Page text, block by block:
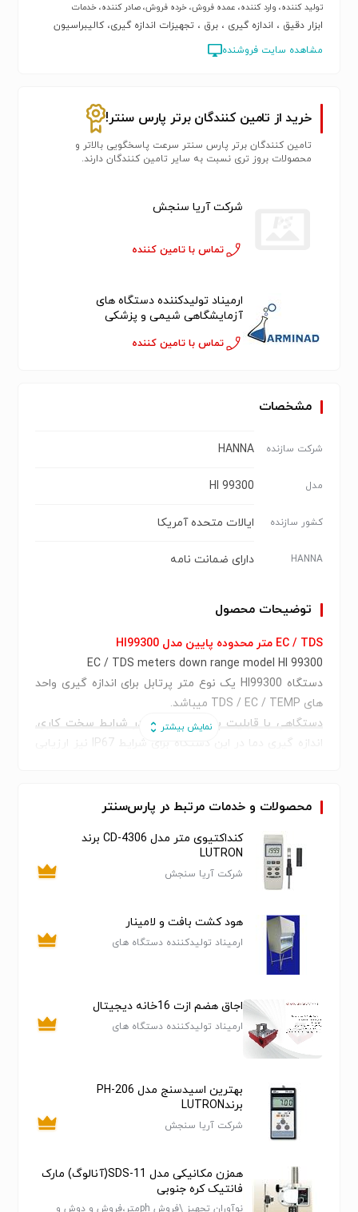
تولید کننده، وارد کننده، عمده فروش، خرده فروش، صادر کننده، خدمات
ابزار دقیق ، اندازه گیری ، برق ، تجهیزات اندازه گیری، کالیبراسیون
مشاهده سایت فروشنده
خرید از تامین کنندگان برتر پارس سنتر!
تامین کنندگان برتر پارس سنتر سرعت پاسخگویی بالاتر و
محصولات بروز تری نسبت به سایر تامین کنندگان دارند.
شرکت آریا سنجش
تماس با تامین کننده
ارمیناد تولیدکننده دستگاه های
آزمایشگاهی شیمی و پزشکی
تماس با تامین کننده
مشخصات
شرکت سازنده HANNA
مدل HI 99300
کشور سازنده ایالات متحده آمریكا
HANNA دارای ضمانت نامه
توضیحات محصول
EC / TDS متر محدوده پایین مدل HI99300
EC / TDS meters down range model HI 99300
دستگاه HI99300 یک نوع متر پرتابل برای اندازه گیری واحد
های TDS / EC / TEMP میباشد.
دستگاهی با قابلیت پرتابل و مقاوم در شرایط سخت کاری.
اندازه گیری دما در این دستگاه برای شرایط IP67 نیز ارزیابی
واحدها بکار میرود) هادی میباشد که اجازه اندازه گیری واحد
تمام مقادیر اعمال شده در دستگاه به صورت معادل میباشد
که از سیستم ATC پیروی میکند. که در این صورت دستگاه
گیری دقیق جبران نماید
محدوده EC: 0-to 3999 μS/cm
وضوح :EC 1μS/cm
دقت EC: FS 2%±
محدوده TDS: 0 to 2000 ppm mg/L))
محدوده دمایی: 0.0 تا 60.0°C – 32.0 تا 140.0°F
وضوح دما: 0.1°C – 0.1°F
دقت دمایی: ±0.5°C – ±1°F
کالیبراسیون:
محصولات و خدمات مرتبط در پارس‌سنتر
کنداکتیوی متر مدل CD-4306 برند
LUTRON
شرکت آریا سنجش
هود کشت بافت و لامینار
ارمیناد تولیدکننده دستگاه های
اجاق هضم ازت 16خانه دیجیتال
ارمیناد تولیدکننده دستگاه های
بهترین اسیدسنج مدل PH-206
برندLUTRON
شرکت آریا سنجش
همزن مکانیکی مدل SDS-11(آنالوگ) مارک
فانتیک کره جنوبی
نوآوران تجهیز \فروش phمتر،فروش و دوش و